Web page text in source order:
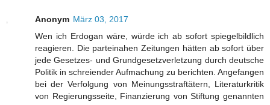
Anonym März 03, 2017
Wen ich Erdogan wäre, würde ich ab sofort spiegelbildlich
reagieren. Die parteinahen Zeitungen hätten ab sofort über
jede Gesetzes- und Grundgesetzverletzung durch deutsche
Politik in schreiender Aufmachung zu berichten. Angefangen
bei der Verfolgung von Meinungsstraftätern, Literaturkritik
von Regierungsseite, Finanzierung von Stiftung genannten